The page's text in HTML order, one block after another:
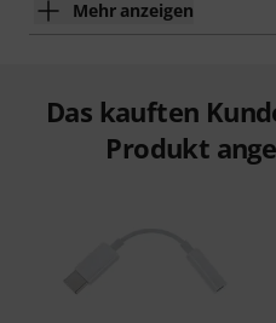
Mehr anzeigen
Das kauften
Produkt